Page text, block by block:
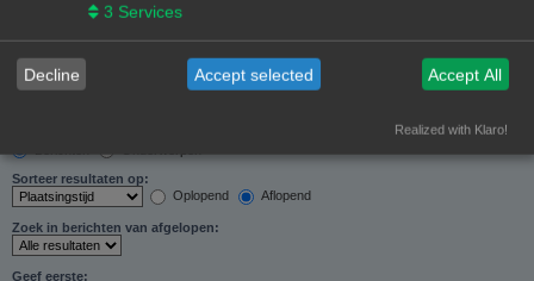
Alleen berichtonderwerpen en tekst
Alleen tekst
Alleen onderwerptitels
Alleen eerste bericht van onderwerp
Sorteer resultaten op:
Oplopend
Aflopend
Zoek in berichten van afgelopen:
Geef eerste:
3 Services
Decline Accept selected Accept All
Realized with Klaro!